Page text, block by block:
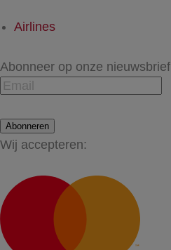
Airlines
Abonneer op onze nieuwsbrief
Abonneren
Wij accepteren: